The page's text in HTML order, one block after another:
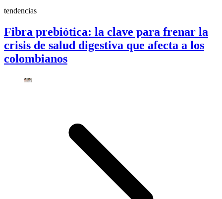
tendencias
Fibra prebiótica: la clave para frenar la
crisis de salud digestiva que afecta a los
colombianos